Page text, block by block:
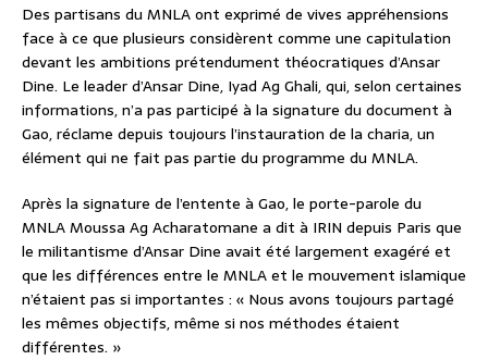
Des partisans du MNLA ont exprimé de vives appréhensions
face à ce que plusieurs considèrent comme une capitulation
devant les ambitions prétendument théocratiques d’Ansar
Dine. Le leader d’Ansar Dine, Iyad Ag Ghali, qui, selon certaines
informations, n’a pas participé à la signature du document à
Gao, réclame depuis toujours l’instauration de la charia, un
élément qui ne fait pas partie du programme du MNLA.
Après la signature de l’entente à Gao, le porte-parole du
MNLA Moussa Ag Acharatomane a dit à IRIN depuis Paris que
le militantisme d’Ansar Dine avait été largement exagéré et
que les différences entre le MNLA et le mouvement islamique
n’étaient pas si importantes : « Nous avons toujours partagé
les mêmes objectifs, même si nos méthodes étaient
différentes. »